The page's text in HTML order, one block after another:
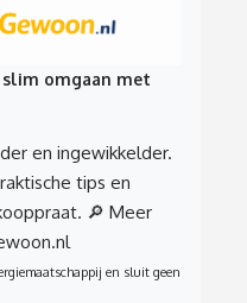
slim omgaan met
en ingewikkelder.
tips en
🔎 Meer
en sluit geen